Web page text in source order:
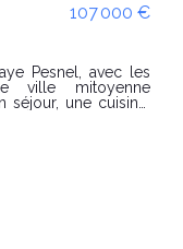
399 000 €
maison récente
10min de Granville
Le tout